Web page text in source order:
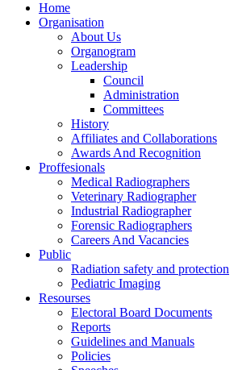
Home
Organisation
About Us
Organogram
Leadership
Council
Administration
Committees
History
Affiliates and Collaborations
Awards And Recognition
Proffesionals
Medical Radiographers
Veterinary Radiographer
Industrial Radiographer
Forensic Radiographers
Careers And Vacancies
Public
Radiation safety and protection
Pediatric Imaging
Resourses
Electoral Board Documents
Reports
Guidelines and Manuals
Policies